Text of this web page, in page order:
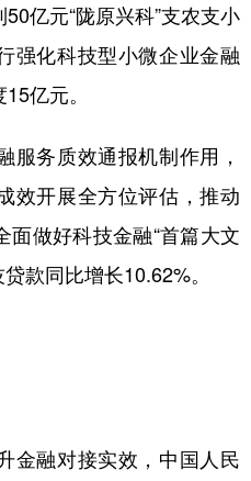
亿元“陇原兴科”支农支小
强化科技型小微企业金融
亿元。
服务质效通报机制作用，
效开展全方位评估，推动
做好科技金融“首篇大文
款同比增长10.62%。
金融对接实效，中国人民